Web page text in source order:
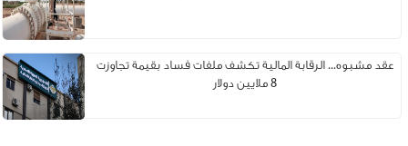
عقد مشبوه... الرقابة المالية تكشف ملفات فساد بقيمة تجاوزت
8 ملايين دولار